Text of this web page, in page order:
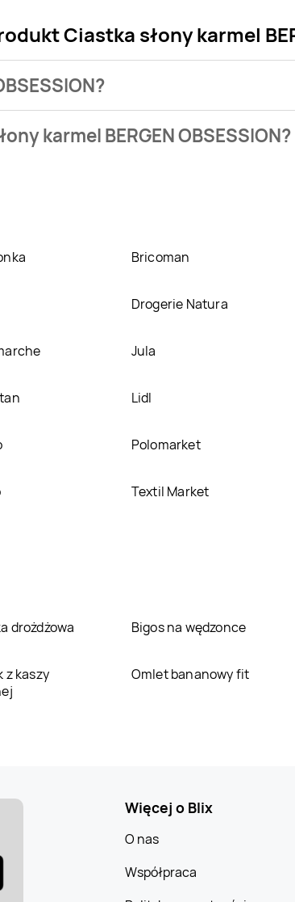
Ciastka słony karmel
karmel BERGEN OBSESSION?
Bricoman
Drogerie Natura
Jula
Lidl
Polomarket
Textil Market
drożdżowa Bigos na wędzonce
z kaszy
Omlet bananowy fit
Więcej o Blix
O nas
Współpraca